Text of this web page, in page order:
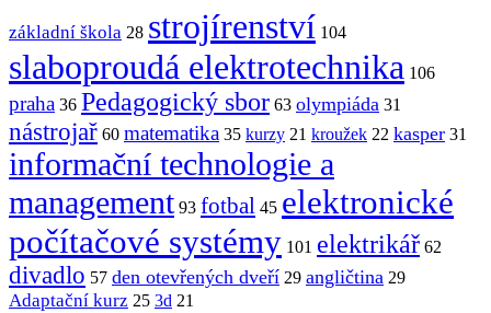
základní škola 28 strojírenství 104
slaboproudá elektrotechnika 106
praha 36 Pedagogický sbor 63 olympiáda 31
nástrojař 60 matematika 35 kurzy 21 kroužek 22 kasper 31
informační technologie a
management 93 fotbal 45 elektronické
počítačové systémy 101 elektrikář 62
divadlo 57 den otevřených dveří 29 angličtina 29
Adaptační kurz 25 3d 21